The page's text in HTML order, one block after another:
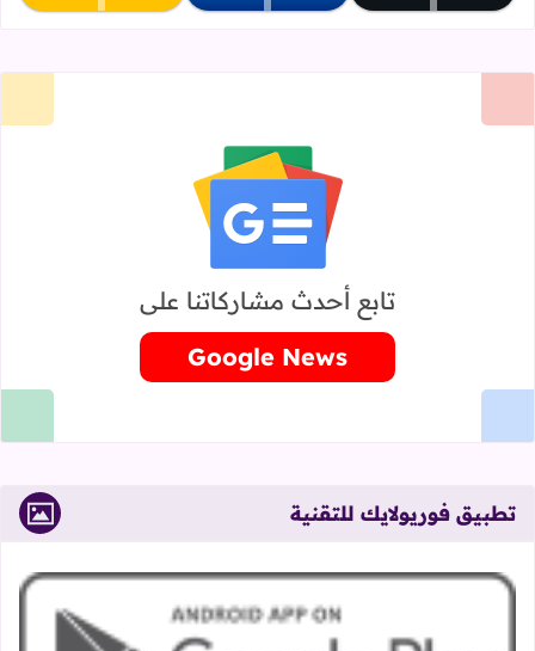
تابع أحدث مشاركاتنا على
Google News
تطبيق فوريولايك للتقنية